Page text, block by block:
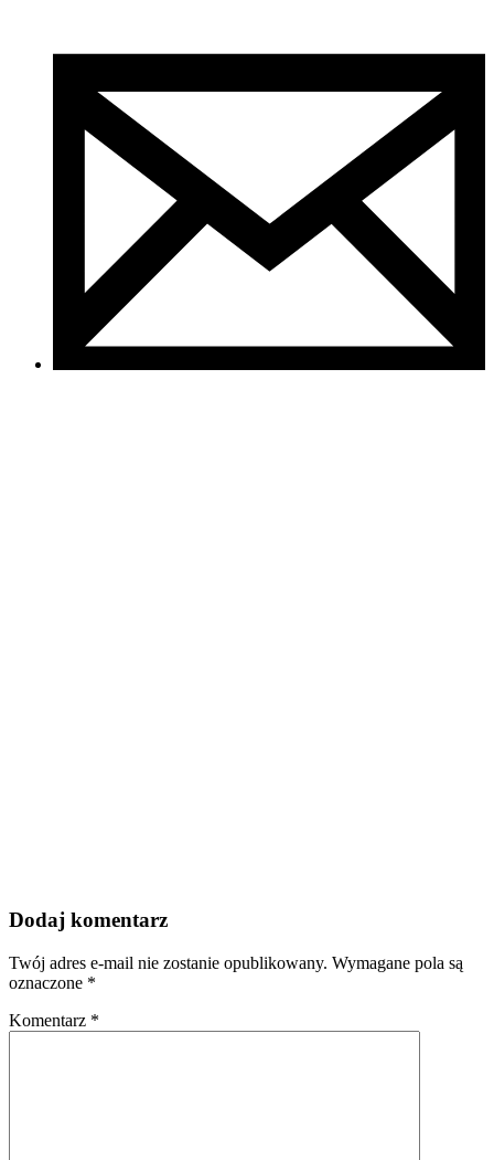
Dodaj komentarz
Twój adres e-mail nie zostanie opublikowany. Wymagane pola są
oznaczone *
Komentarz *